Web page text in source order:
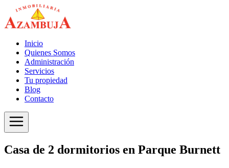
Inicio
Quienes Somos
Administración
Servicios
Tu propiedad
Blog
Contacto
Casa de 2 dormitorios en Parque Burnett